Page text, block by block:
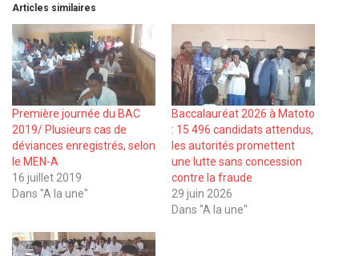
Articles similaires
Première journée du BAC
2019/ Plusieurs cas de
déviances enregistrés, selon
le MEN-A
16 juillet 2019
Dans "A la une"
Baccalauréat 2026 à Matoto
: 15 496 candidats attendus,
les autorités promettent
une lutte sans concession
contre la fraude
29 juin 2026
Dans "A la une"